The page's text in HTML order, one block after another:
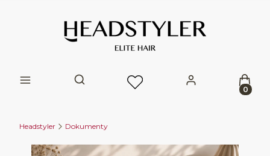
Otwórz wyszukiwarkę
Headstyler Dokumenty